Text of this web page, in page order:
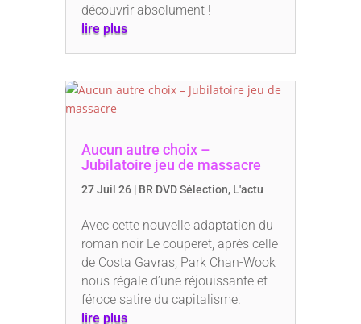
découvrir absolument !
lire plus
Aucun autre choix –
Jubilatoire jeu de massacre
27 Juil 26| BR DVD Sélection, L'actu
Avec cette nouvelle adaptation du
roman noir Le couperet, après celle
de Costa Gavras, Park Chan-Wook
nous régale d’une réjouissante et
féroce satire du capitalisme.
lire plus